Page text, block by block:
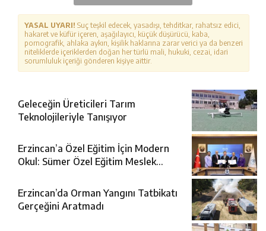
YASAL UYARI! Suç teşkil edecek, yasadışı, tehditkar, rahatsız edici,
hakaret ve küfür içeren, aşağılayıcı, küçük düşürücü, kaba,
pornografik, ahlaka aykırı, kişilik haklarına zarar verici ya da benzeri
niteliklerde içeriklerden doğan her türlü mali, hukuki, cezai, idari
sorumluluk içeriği gönderen kişiye aittir.
Geleceğin Üreticileri Tarım
Teknolojileriyle Tanışıyor
Erzincan’a Özel Eğitim İçin Modern
Okul: Sümer Özel Eğitim Meslek
Erzincan’da Orman Yangını Tatbikatı
Gerçeğini Aratmadı